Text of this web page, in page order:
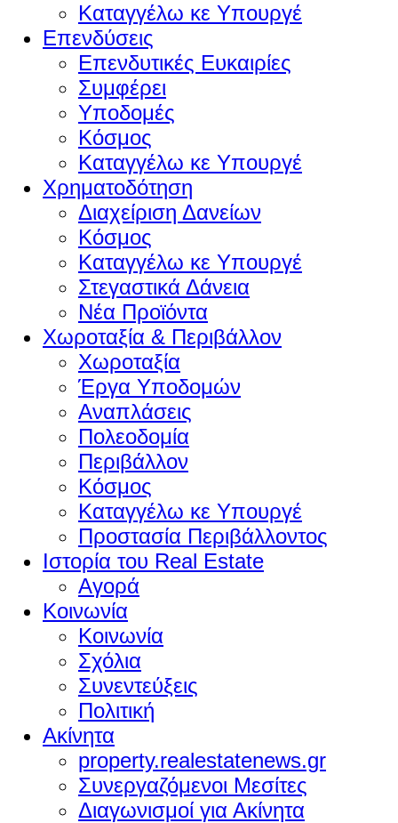
Καταγγέλω κε Υπουργέ
Επενδύσεις
Επενδυτικές Ευκαιρίες
Συμφέρει
Υποδομές
Κόσμος
Καταγγέλω κε Υπουργέ
Χρηματοδότηση
Διαχείριση Δανείων
Κόσμος
Καταγγέλω κε Υπουργέ
Στεγαστικά Δάνεια
Νέα Προϊόντα
Χωροταξία & Περιβάλλον
Χωροταξία
Έργα Υποδομών
Αναπλάσεις
Πολεοδομία
Περιβάλλον
Κόσμος
Καταγγέλω κε Υπουργέ
Προστασία Περιβάλλοντος
Ιστορία του Real Estate
Αγορά
Κοινωνία
Κοινωνία
Σχόλια
Συνεντεύξεις
Πολιτική
Ακίνητα
property.realestatenews.gr
Συνεργαζόμενοι Μεσίτες
Διαγωνισμοί για Ακίνητα